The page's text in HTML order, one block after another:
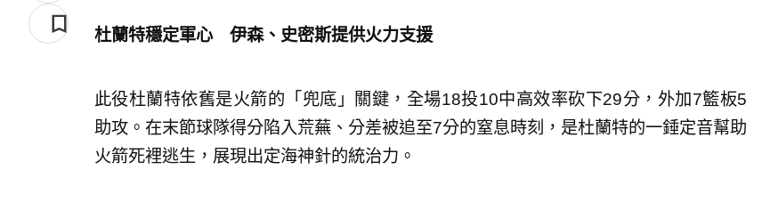
杜蘭特穩定軍心 伊森、史密斯提供火力支援
此役杜蘭特依舊是火箭的「兜底」關鍵，全場18投10中高效率砍下29分，外加7籃板5
助攻。在末節球隊得分陷入荒蕪、分差被追至7分的窒息時刻，是杜蘭特的一錘定音幫助
火箭死裡逃生，展現出定海神針的統治力。